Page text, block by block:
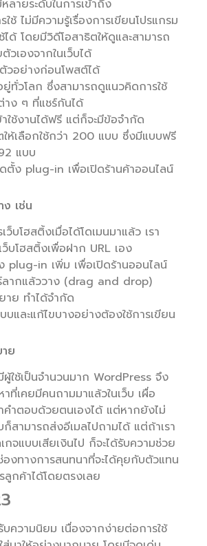
ลายระดับในการเข้าถึง
ช้ ไม่มีความรู้เรื่องการเขียนโปรแกรม
ได้ โดยมีวิดีโอสาธิตให้ดูและสามารถ
วเองจากในเว็บได้
วอย่างก่อนโพสต์ได้
ยู่ทั่วโลก ซึ่งสามารถดูแนวคิดการใช้
าง ๆ ที่แชร์กันได้
าใช้งานได้ฟรี แต่ก็จะมีข้อจำกัด
ให้เลือกใช้กว่า 200 แบบ ซึ่งมีแบบฟรี
แบบ
ตั้ง plug-in เพื่อเปิดร้านค้าออนไลน์
เช่น
ว็บโฮสติ้งเมื่อได้โดเมนมาแล้ว เรา
ว็บโฮสติ้งเพื่อฝาก URL เอง
plug-in เพิ่ม เพื่อเปิดร้านออนไลน์
ลากแล้ววาง (drag and drop)
าย ทำได้จำกัด
บและแก้ไขบางอย่างต้องใช้การเขียน
ย
ผู้ใช้เป็นจำนวนมาก WordPress จึง
ที่เคยมีคนถามมาแล้วในเว็บ เผื่อ
คำตอบด้วยตนเองได้ แต่หากยังไม่
ก็สามารถส่งอีเมลไปถามได้ แต่ถ้าเรา
กจแบบเสียเงินไป ก็จะได้รับความช่วย
องทางการสนทนาที่จะได้คุยกับตัวแทน
ลูกค้าได้โดยตรงเลย
ความนิยม เนื่องจากง่ายต่อการใช้